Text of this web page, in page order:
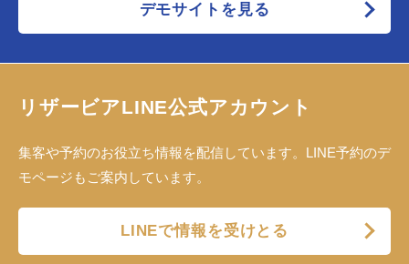
デモサイトを見る
リザービアLINE公式アカウント
集客や予約のお役立ち情報を配信しています。LINE予約のデ
モページもご案内しています。
LINEで情報を受けとる